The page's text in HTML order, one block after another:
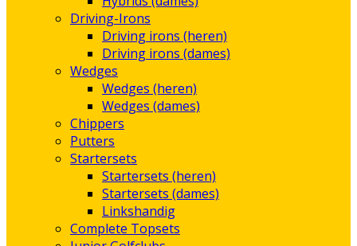
Driving-Irons
Driving irons (heren)
Driving irons (dames)
Wedges
Wedges (heren)
Wedges (dames)
Chippers
Putters
Startersets
Startersets (heren)
Startersets (dames)
Linkshandig
Complete Topsets